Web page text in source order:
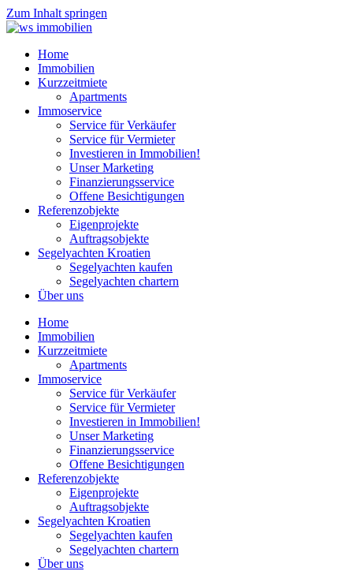
Zum Inhalt springen
Home
Immobilien
Kurzzeitmiete
Apartments
Immoservice
Service für Verkäufer
Service für Vermieter
Investieren in Immobilien!
Unser Marketing
Finanzierungsservice
Offene Besichtigungen
Referenzobjekte
Eigenprojekte
Auftragsobjekte
Segelyachten Kroatien
Segelyachten kaufen
Segelyachten chartern
Über uns
Home
Immobilien
Kurzzeitmiete
Apartments
Immoservice
Service für Verkäufer
Service für Vermieter
Investieren in Immobilien!
Unser Marketing
Finanzierungsservice
Offene Besichtigungen
Referenzobjekte
Eigenprojekte
Auftragsobjekte
Segelyachten Kroatien
Segelyachten kaufen
Segelyachten chartern
Über uns